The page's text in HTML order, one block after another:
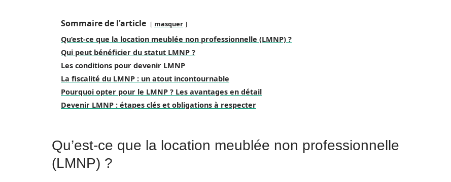
Sommaire de l'article masquer
Qu’est-ce que la location meublée non professionnelle (LMNP) ?
Qui peut bénéficier du statut LMNP ?
Les conditions pour devenir LMNP
La fiscalité du LMNP : un atout incontournable
Pourquoi opter pour le LMNP ? Les avantages en détail
Devenir LMNP : étapes clés et obligations à respecter
Qu’est-ce que la location meublée non professionnelle
(LMNP) ?